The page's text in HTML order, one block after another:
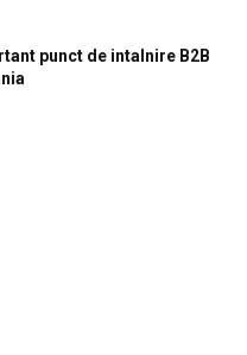
punct de intalnire B2B